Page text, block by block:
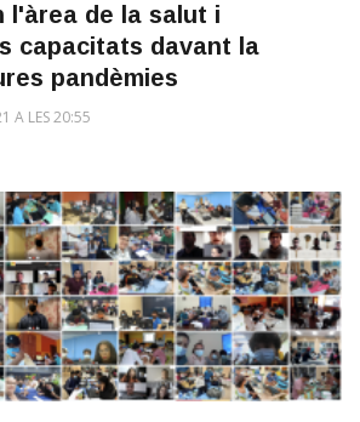
l'àrea de la salut i
capacitats davant la
pandèmies
A LES 20:55